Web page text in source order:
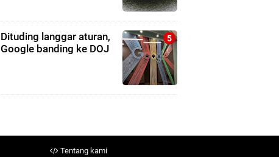
Dituding langgar aturan,
Google banding ke DOJ
Tentang kami